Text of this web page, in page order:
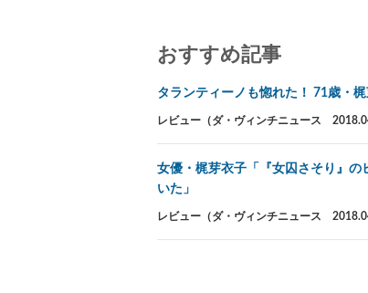
おすすめ記事
タランティーノも惚れた！ 71歳・
レビュー（ダ・ヴィンチニュース
女優・梶芽衣子「『女囚さそり』
いた」
レビュー（ダ・ヴィンチニュース